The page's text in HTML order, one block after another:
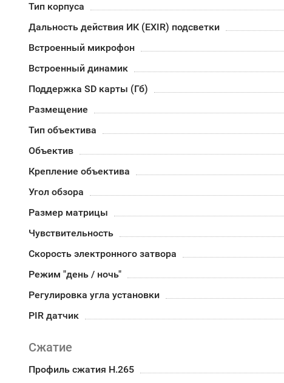
Тип корпуса
Дальность действия ИК (EXIR) подсветки
Встроенный микрофон
Встроенный динамик
Поддержка SD карты (Гб)
Размещение
Тип объектива
Объектив
Крепление объектива
Угол обзора
Размер матрицы
Чувствительность
Скорость электронного затвора
Режим "день / ночь"
Регулировка угла установки
PIR датчик
Сжатие
Профиль сжатия H.265